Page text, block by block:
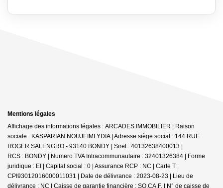
Mentions légales
Affichage des informations légales : ARCADES IMMOBILIER | Raison
sociale : KASPARIAN NOUJEIMLYDIA | Adresse siège social : 144 RUE
ROGER SALENGRO - 93140 BONDY | Siret : 40132638400013 |
RCS : BONDY | Numero TVA Intracommunautaire : 32401326384 | Forme
juridique : EI | Capital social : 0 | Assurance RCP : NC | Carte T :
CPI93012016000011031 | Date de délivrance : 2023-08-23 | Lieu de
délivrance : NC | Caisse de garantie financière : SO.CA.F. | N° de caisse de